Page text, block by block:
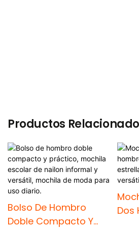
Productos
Bolso De Hombro
Doble Compacto Y
Dos